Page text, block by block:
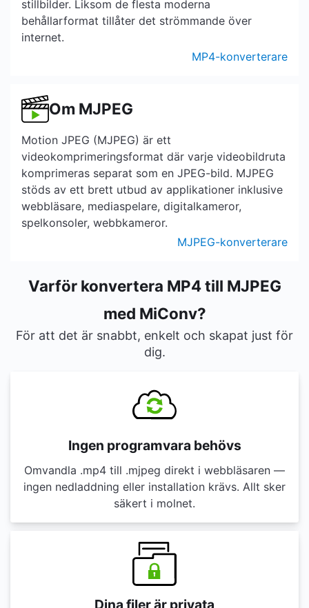
stillbilder. Liksom de flesta moderna
behållarformat tillåter det strömmande över
internet.
MP4-konverterare
Om MJPEG
Motion JPEG (MJPEG) är ett
videokomprimeringsformat där varje videobildruta
komprimeras separat som en JPEG-bild. MJPEG
stöds av ett brett utbud av applikationer inklusive
webbläsare, mediaspelare, digitalkameror,
spelkonsoler, webbkameror.
MJPEG-konverterare
Varför konvertera MP4 till MJPEG
med MiConv?
För att det är snabbt, enkelt och skapat just för
dig.
Ingen programvara behövs
Omvandla .mp4 till .mjpeg direkt i webbläsaren —
ingen nedladdning eller installation krävs. Allt sker
säkert i molnet.
Dina filer är privata